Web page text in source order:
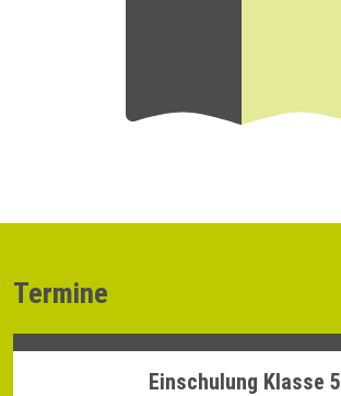
Termine
Einschulung Klasse 5